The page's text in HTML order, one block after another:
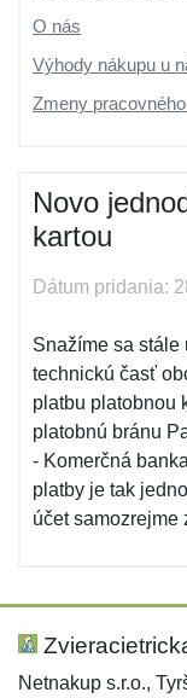
O nás
Výhody nákupu u
Zmeny
Novo
kartou
Dátum pridania:
Snažíme sa
technickú časť
platbu platobnou
platobnú bránu
- Komerčná
platby je tak
účet samozrejme
Netnakup s.r.o.,